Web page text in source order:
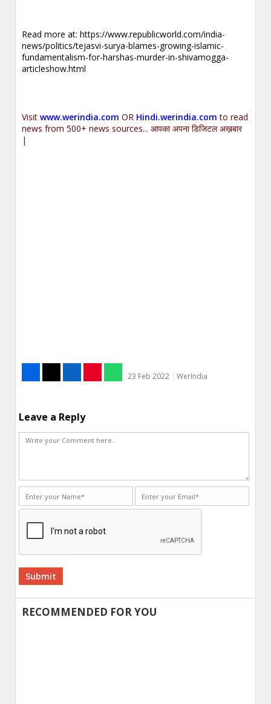
Read more at:https://www.republicworld.com/india-
news/politics/tejasvi-surya-blames-growing-islamic-
fundamentalism-for-harshas-murder-in-shivamogga-
articleshow.html
Visitwww.werindia.com OR Hindi.werindia.com to read
news from 500+ news sources... आपका अपना डिजिटल अख़बार
|
23 Feb 2022 WerIndia
Leave a Reply
Alternative:
RECOMMENDED FOR YOU